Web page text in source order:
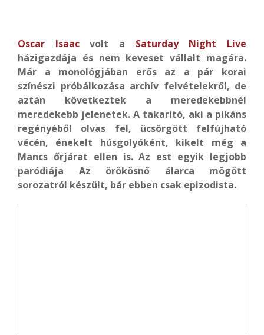
Oscar Isaacvolt a Saturday Night Live
házigazdája és nem keveset vállalt magára.
Már a monológjában erős az a pár korai
színészi próbálkozása archív felvételekről, de
aztán következtek a meredekebbnél
meredekebb jelenetek. A takarító, aki a pikáns
regényéből olvas fel, ücsörgött felfújható
vécén, énekelt húsgolyóként, kikelt még a
Mancs őrjárat ellen is. Az est egyik legjobb
paródiája Az örökösnő álarca mögött
sorozatról készült, bár ebben csak epizodista.